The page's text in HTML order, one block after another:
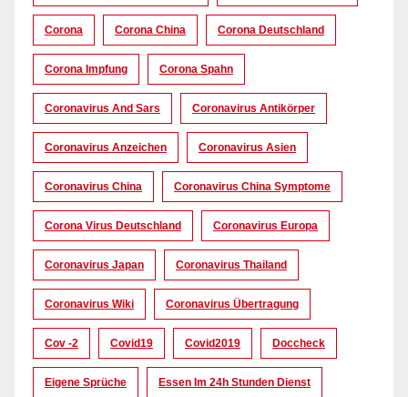
Corona Corona China Corona Deutschland
Corona Impfung Corona Spahn
Coronavirus And Sars Coronavirus Antikörper
Coronavirus Anzeichen Coronavirus Asien
Coronavirus China Coronavirus China Symptome
Corona Virus Deutschland Coronavirus Europa
Coronavirus Japan Coronavirus Thailand
Coronavirus Wiki Coronavirus Übertragung
Cov -2 Covid19 Covid2019 Doccheck
Eigene Sprüche Essen Im 24h Stunden Dienst